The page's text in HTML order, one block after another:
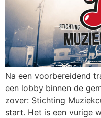
Na een voorbereidend
een lobby binnen de
zover: Stichting
start. Het is een vurige